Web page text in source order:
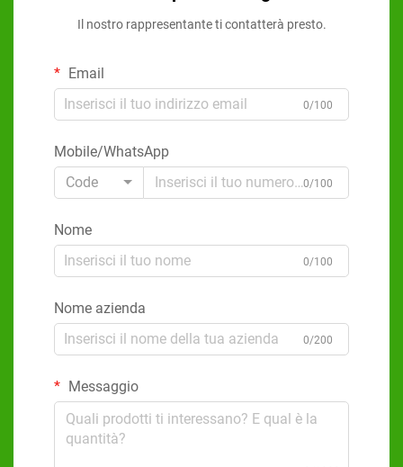
Il nostro rappresentante ti contatterà presto.
Email
0/100
Mobile/WhatsApp
Code
0/100
Nome
0/100
Nome azienda
0/200
Messaggio